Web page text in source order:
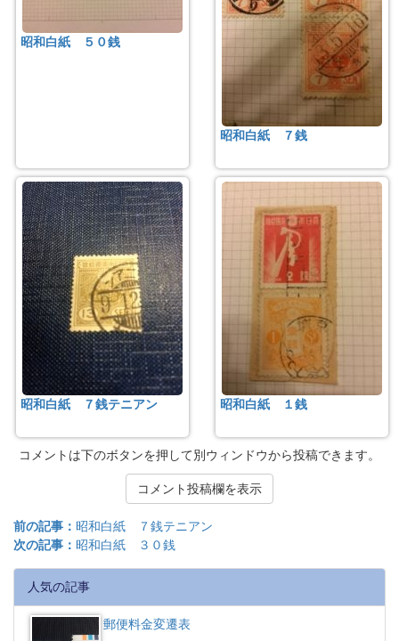
昭和白紙 ５０銭
昭和白紙 ７銭
昭和白紙 ７銭テニアン 昭和白紙 １銭
コメントは下のボタンを押して別ウィンドウから投稿できます。
コメント投稿欄を表示
前の記事： 昭和白紙 ７銭テニアン
次の記事： 昭和白紙 ３０銭
人気の記事
郵便料金変遷表